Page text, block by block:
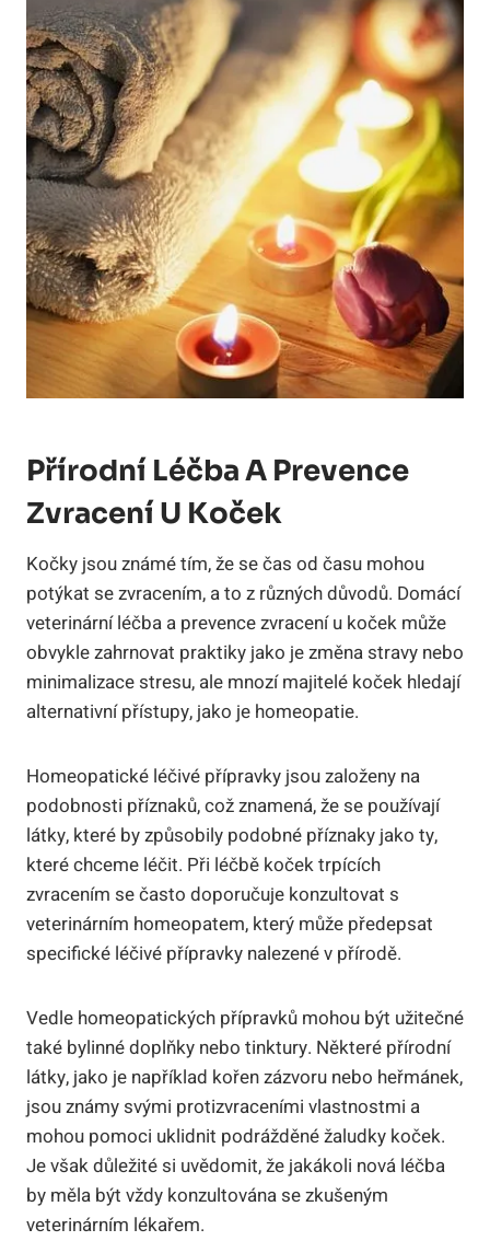
Přírodní Léčba A Prevence
Zvracení U ‌koček
Kočky jsou známé tím, že se čas od ‌času mohou
potýkat se​ zvracením, a to ⁣z různých důvodů.⁤ Domácí
veterinární léčba a⁣ prevence ​zvracení u koček může
obvykle ⁤zahrnovat praktiky jako je změna stravy ‍nebo
minimalizace‌ stresu, ale mnozí majitelé koček hledají‌
alternativní přístupy, ⁤jako ‌je homeopatie.
Homeopatické ‌léčivé přípravky jsou založeny na
podobnosti‍ příznaků, což znamená, že ⁤se⁤ používají‌
látky, které by⁣ způsobily podobné příznaky jako ty,
které chceme léčit. Při léčbě koček ​trpících
zvracením se často⁤ doporučuje ⁢konzultovat‌ s
veterinárním homeopatem, který ⁣může předepsat⁢
specifické léčivé⁣ přípravky⁤ nalezené ‌v‍ přírodě.
Vedle homeopatických přípravků‍ mohou⁢ být užitečné
také bylinné‍ doplňky ‍nebo⁣ tinktury. Některé přírodní
látky, jako je ‍například kořen ‍zázvoru nebo ‍heřmánek,
jsou známy‍ svými protizvraceními vlastnostmi a‌
mohou pomoci uklidnit podrážděné žaludky koček.
Je⁢ však ⁣důležité ‌si ‌uvědomit, že jakákoli nová léčba
by měla⁢ být vždy konzultována⁢ se ‍zkušeným
‍veterinárním lékařem.